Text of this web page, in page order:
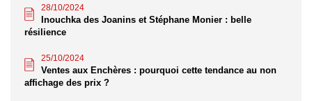
28/10/2024
Inouchka des Joanins et Stéphane Monier : belle
résilience
25/10/2024
Ventes aux Enchères : pourquoi cette tendance au non
affichage des prix ?